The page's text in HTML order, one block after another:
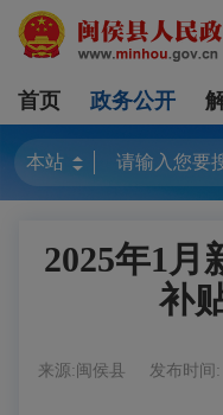
首页 政务公开
2025年1月
补
来源:闽侯县 发布时间: